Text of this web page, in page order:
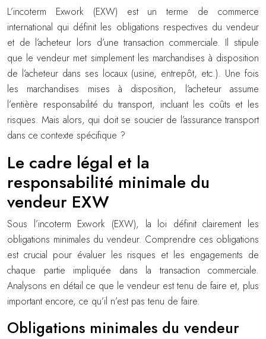
L’incoterm Exwork (EXW) est un terme de commerce
international qui définit les obligations respectives du vendeur
et de l’acheteur lors d’une transaction commerciale. Il stipule
que le vendeur met simplement les marchandises à disposition
de l’acheteur dans ses locaux (usine, entrepôt, etc.). Une fois
les marchandises mises à disposition, l’acheteur assume
l’entière responsabilité du transport, incluant les coûts et les
risques. Mais alors, qui doit se soucier de l’assurance transport
dans ce contexte spécifique ?
Le cadre légal et la
responsabilité minimale du
vendeur EXW
Sous l’incoterm Exwork (EXW), la loi définit clairement les
obligations minimales du vendeur. Comprendre ces obligations
est crucial pour évaluer les risques et les engagements de
chaque partie impliquée dans la transaction commerciale.
Analysons en détail ce que le vendeur est tenu de faire et, plus
important encore, ce qu’il n’est pas tenu de faire.
Obligations minimales du vendeur